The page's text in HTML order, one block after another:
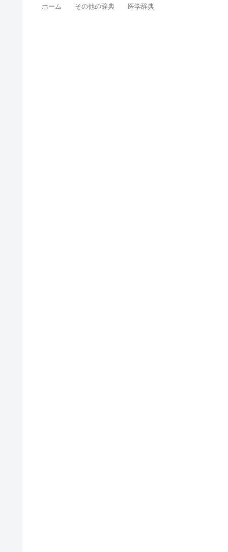
ホーム その他の辞典 医学辞典